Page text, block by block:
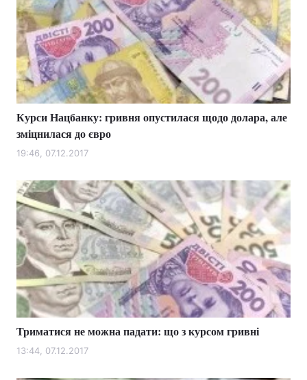
Курси Нацбанку: гривня опустилася щодо долара, але
зміцнилася до євро
19:46, 07.12.2017
Триматися не можна падати: що з курсом гривні
13:44, 07.12.2017